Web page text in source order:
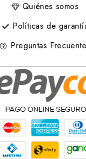
Quiénes somos
Políticas de
Preguntas